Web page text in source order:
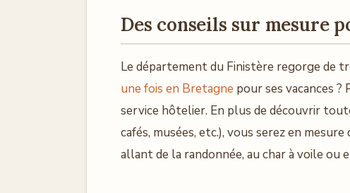
Des conseils sur mesure
Le département du Finistère regorge de
une fois en Bretagne pour ses vacances
service hôtelier. En plus de découvrir
cafés, musées, etc.), vous serez en
allant de la randonnée, au char à voile ou